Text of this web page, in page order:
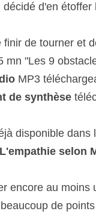
d'en
finir de tourner et
mn "Les 9
MP3
de synthèse
disponible
L'empathie selon
encore au moins
de